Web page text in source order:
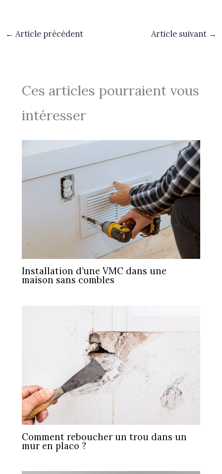
← Article précédent Article suivant →
Ces articles pourraient vous
intéresser
Installation d’une VMC dans une
maison sans combles
Comment reboucher un trou dans un
mur en placo ?